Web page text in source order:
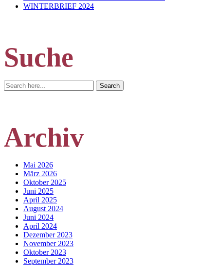
WINTERBRIEF 2024
Suche
Search
for:
Search
Archiv
Mai 2026
März 2026
Oktober 2025
Juni 2025
April 2025
August 2024
Juni 2024
April 2024
Dezember 2023
November 2023
Oktober 2023
September 2023